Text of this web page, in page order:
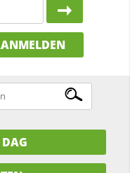
DAG